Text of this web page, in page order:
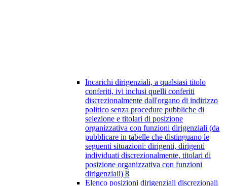
Incarichi dirigenziali, a qualsiasi titolo
conferiti, ivi inclusi quelli conferiti
discrezionalmente dall'organo di indirizzo
politico senza procedure pubbliche di
selezione e titolari di posizione
organizzativa con funzioni dirigenziali (da
pubblicare in tabelle che distinguano le
seguenti situazioni: dirigenti, dirigenti
individuati discrezionalmente, titolari di
posizione organizzativa con funzioni
dirigenziali) 8
Elenco posizioni dirigenziali discrezionali